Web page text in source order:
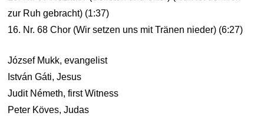
zur Ruh gebracht) (1:37)
16. Nr. 68 Chor (Wir setzen uns mit Tränen nieder) (6:27)
József Mukk, evangelist
István Gáti, Jesus
Judit Németh, first Witness
Peter Köves, Judas